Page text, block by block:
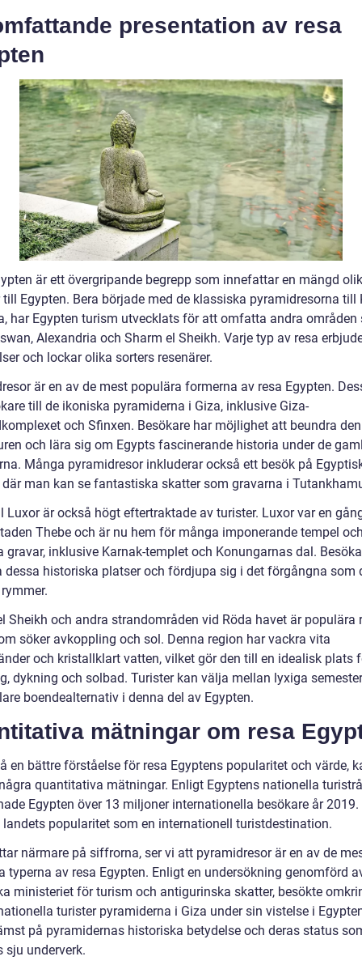
presentation av resa
är ett övergripande begrepp som innefattar en mängd
till Egypten. Bera började med de klassiska pyramidresorna till
har Egypten turism utvecklats för att omfatta andra områden
Alexandria och Sharm el Sheikh. Varje typ av resa
och lockar olika sorters resenärer.
är en av de mest populära formerna av resa Egypten.
till de ikoniska pyramiderna i Giza, inklusive Giza-
och Sfinxen. Besökare har möjlighet att beundra
och lära sig om Egypts fascinerande historia under de
Många pyramidresor inkluderar också ett besök på
där man kan se fantastiska skatter som gravarna i
Luxor är också högt eftertraktade av turister. Luxor var en
Thebe och är nu hem för många imponerande tempel
gravar, inklusive Karnak-templet och Konungarnas dal.
dessa historiska platser och fördjupa sig i det förgångna som
Sheikh och andra strandområden vid Röda havet är populära
söker avkoppling och sol. Denna region har vackra vita
och kristallklart vatten, vilket gör den till en idealisk plats
dykning och solbad. Turister kan välja mellan lyxiga
boendealternativ i denna del av Egypten.
mätningar om resa
en bättre förståelse för resa Egyptens popularitet och värde,
quantitativa mätningar. Enligt Egyptens nationella
Egypten över 13 miljoner internationella besökare år 2019.
landets popularitet som en internationell turistdestination.
närmare på siffrorna, ser vi att pyramidresor är en av de
typerna av resa Egypten. Enligt en undersökning genomförd
ministeriet för turism och antigurinska skatter, besökte
turister pyramiderna i Giza under sin vistelse i
på pyramidernas historiska betydelse och deras status
sju underverk.